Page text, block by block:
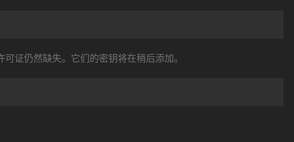
证仍然缺失。它们的密钥将在稍后添加。